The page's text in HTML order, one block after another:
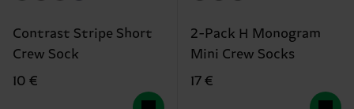
Contrast Stripe Short
Crew Sock
10 €
2-Pack H Monogram
Mini Crew Socks
17 €